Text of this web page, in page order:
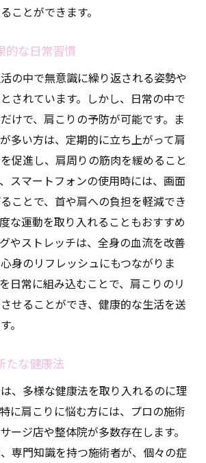
ことができます。
的な日常習慣
の中で無意識に繰り返される姿勢や
されています。しかし、日常の中で
けで、肩こりの予防が可能です。ま
多い方は、定期的に立ち上がって肩
促進し、肩周りの筋肉を緩めること
スマートフォンの使用時には、画面
ことで、首や肩への負担を軽減でき
な運動を取り入れることもおすすめ
やストレッチは、全身の血流を改善
身のリフレッシュにもつながりま
日常に組み込むことで、肩こりのリ
せることができ、健康的な生活を送
。
たな健康法
、多様な健康法を取り入れるのに理
に肩こりに悩む方には、プロの施術
ージ店や整体院が多数存在します。
専門知識を持つ施術者が、個々の症